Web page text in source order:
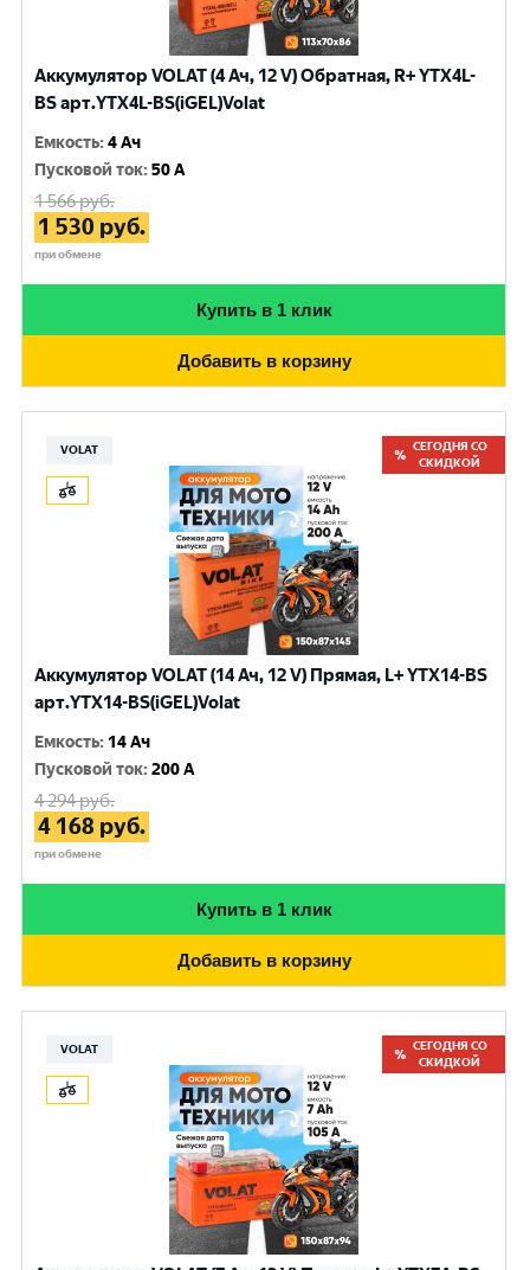
Аккумулятор VOLAT (4 Ач, 12 V) Обратная, R+ YTX4L-
BS арт.YTX4L-BS(iGEL)Volat
Емкость:4 Ач
Пусковой ток:50 A
1 566руб.
1 530 руб.
при обмене
Купить в 1 клик
Добавить в корзину
VOLAT
СЕГОДНЯ СО
СКИДКОЙ
Аккумулятор VOLAT (14 Ач, 12 V) Прямая, L+ YTX14-BS
арт.YTX14-BS(iGEL)Volat
Емкость: 14 Ач
Пусковой ток:200 A
4 294руб.
4 168 руб.
при обмене
Купить в 1 клик
Добавить в корзину
VOLAT
СЕГОДНЯ СО
СКИДКОЙ